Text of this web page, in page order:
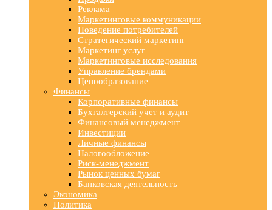
Реклама
Маркетинговые коммуникации
Поведение потребителей
Стратегический маркетинг
Маркетинг услуг
Маркетинговые исследования
Управление брендами
Ценообразование
Финансы
Корпоративные финансы
Бухгалтерский учет и аудит
Финансовый менеджмент
Инвестиции
Личные финансы
Налогообложение
Риск-менеджмент
Рынок ценных бумаг
Банковская деятельность
Экономика
Политика